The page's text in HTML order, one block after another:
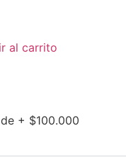
al carrito
+ $100.000